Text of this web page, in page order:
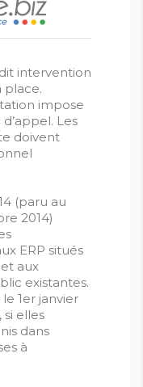
intervention
place.
impose
Les
doivent
(paru au
2014)
ERP situés
aux
existantes.
1er janvier
si elles
dans
à